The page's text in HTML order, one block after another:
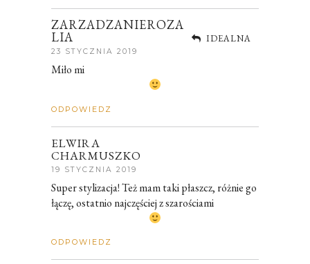
ZARZADZANIEROZA
LIA IDEALNA
23 STYCZNIA 2019
Miło mi
ODPOWIEDZ
ELWIRA
CHARMUSZKO
19 STYCZNIA 2019
Super stylizacja! Też mam taki płaszcz, różnie go
łączę, ostatnio najczęściej z szarościami
ODPOWIEDZ